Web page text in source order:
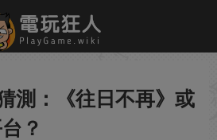
測：《往日不再》或
？